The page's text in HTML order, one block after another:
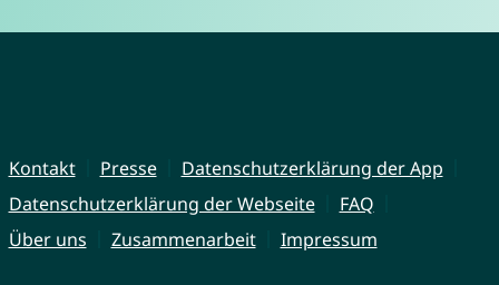
Kontakt Presse
Datenschutzerklärung der App
Datenschutzerklärung der Webseite
FAQ
Über uns
Zusammenarbeit Impressum